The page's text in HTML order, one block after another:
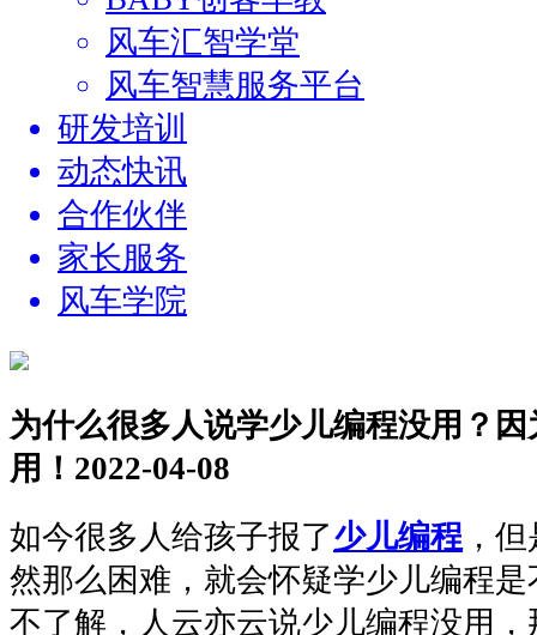
风车汇智学堂
风车智慧服务平台
研发培训
动态快讯
合作伙伴
家长服务
风车学院
为什么很多人说学少儿编程没用？
用！ 2022-04-08
如今很多人给孩子报了少儿编程 ，
然那么困难，就会怀疑学少儿编程
不了解，人云亦云说少儿编程没用